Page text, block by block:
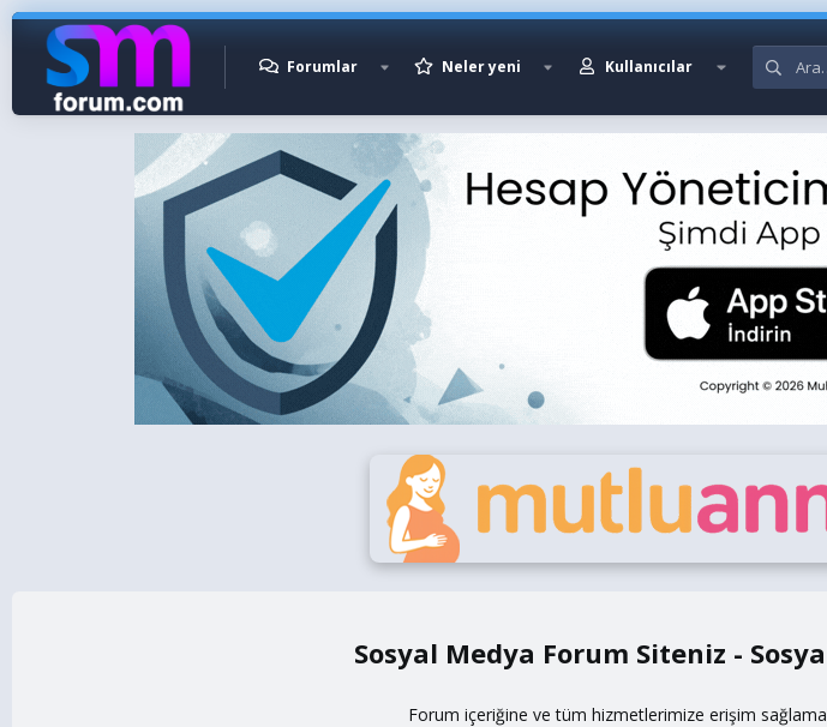
Forumlar Neler yeni Kullanıcılar
Sosyal Medya Forum Siteniz -
Forum içeriğine ve tüm hizmetlerimize erişim